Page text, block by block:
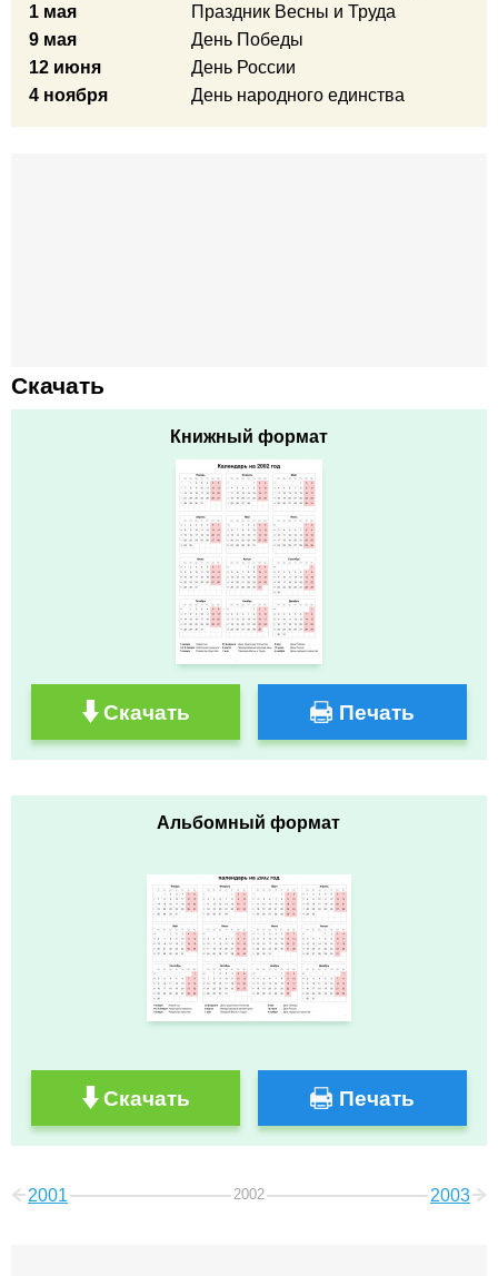
1 мая
Праздник Весны и Труда
9 мая
День Победы
12 июня
День России
4 ноября
День народного единства
Скачать
Книжный формат
Скачать Печать
Альбомный формат
Скачать Печать
2001 2002 2003